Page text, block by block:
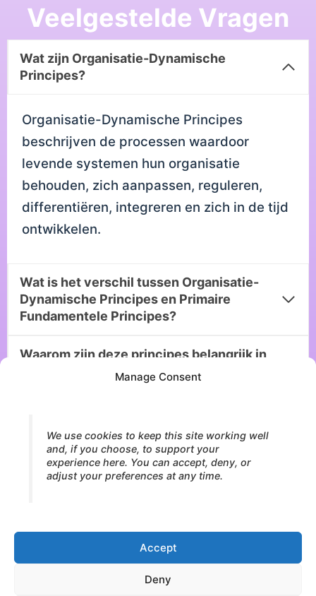
Manage Consent
We use cookies to keep this site working well
and, if you choose, to support your
experience here. You can accept, deny, or
adjust your preferences at any time.
Accept
Deny
Veelgestelde Vragen
Wat zijn Organisatie-Dynamische
Principes?
Organisatie-Dynamische Principes
beschrijven de processen waardoor
levende systemen hun organisatie
behouden, zich aanpassen, reguleren,
differentiëren, integreren en zich in de tijd
ontwikkelen.
Wat is het verschil tussen Organisatie-
Dynamische Principes en Primaire
Fundamentele Principes?
Waarom zijn deze principes belangrijk in
psychotherapie?
Hoe verhouden deze principes zich tot
het Neurofascial Transformation